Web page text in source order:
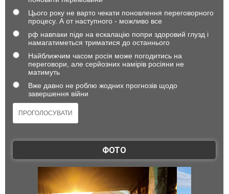
Цього року не варто чекати поновлення переговорного
процесу. А от наступного - можливо все
рф навпаки піде на ескалацію попри здоровий глузд і
намагатиметься триматися до останнього
Найближчим часом росія може погодитись на
переговори, але серйозних намірів росіяни не
матимуть
Вже давно не роблю жодних прогнозів щодо
завершення війни
ФОТО